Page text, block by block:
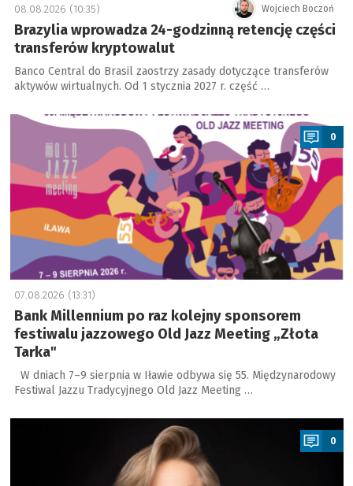
Wojciech Boczoń
08.08.2026 (10:35)
Brazylia wprowadza 24-godzinną retencję części
transferów kryptowalut
Banco Central do Brasil zaostrzy zasady dotyczące transferów
aktywów wirtualnych. Od 1 stycznia 2027 r. część …
a
0
07.08.2026 (13:31)
Bank Millennium po raz kolejny sponsorem
festiwalu jazzowego Old Jazz Meeting „Złota
Tarka"
W dniach 7–9 sierpnia w Iławie odbywa się 55. Międzynarodowy
Festiwal Jazzu Tradycyjnego Old Jazz Meeting …
a
0